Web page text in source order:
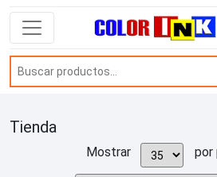
Tienda
Mostrar por